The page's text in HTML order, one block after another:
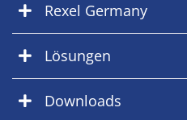
Rexel Germany
Lösungen
Downloads